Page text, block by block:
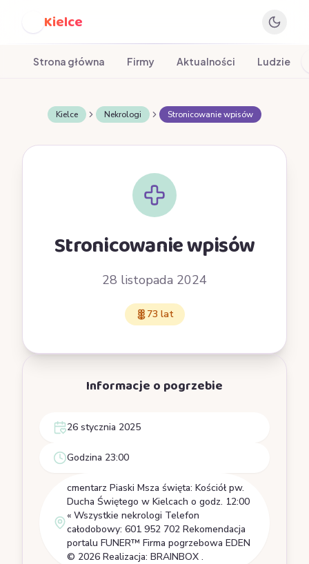
Kielce
Strona główna Firmy Aktualności Ludzie
Kielce Nekrologi Stronicowanie wpisów
Stronicowanie wpisów
28 listopada 2024
73 lat
Informacje o pogrzebie
26 stycznia 2025
Godzina 23:00
cmentarz Piaski Msza święta: Kościół pw.
Ducha Świętego w Kielcach o godz. 12:00
« Wszystkie nekrologi Telefon
całodobowy: 601 952 702 Rekomendacja
portalu FUNER™ Firma pogrzebowa EDEN
© 2026 Realizacja: BRAINBOX .